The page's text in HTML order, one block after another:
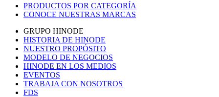
PRODUCTOS POR CATEGORÍA
CONOCE NUESTRAS MARCAS
GRUPO HINODE
HISTORIA DE HINODE
NUESTRO PROPÓSITO
MODELO DE NEGOCIOS
HINODE EN LOS MEDIOS
EVENTOS
TRABAJA CON NOSOTROS
FDS